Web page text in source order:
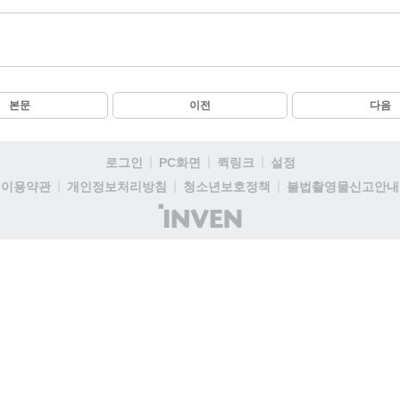
본문 이전 다음
로그인 PC화면 퀵링크
설정
이용약관
개인정보처리방침 청소년보호정책
불법촬영물신고안내
(주)
인